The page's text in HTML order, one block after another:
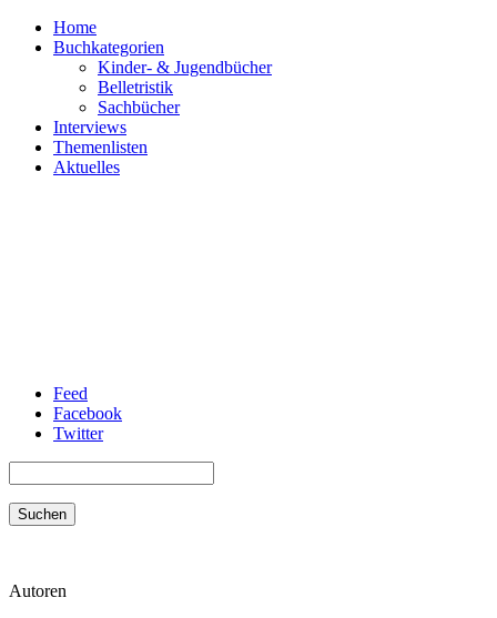
Home
Buchkategorien
Kinder- & Jugendbücher
Belletristik
Sachbücher
Interviews
Themenlisten
Aktuelles
Feed
Facebook
Twitter
Suchen
Autoren